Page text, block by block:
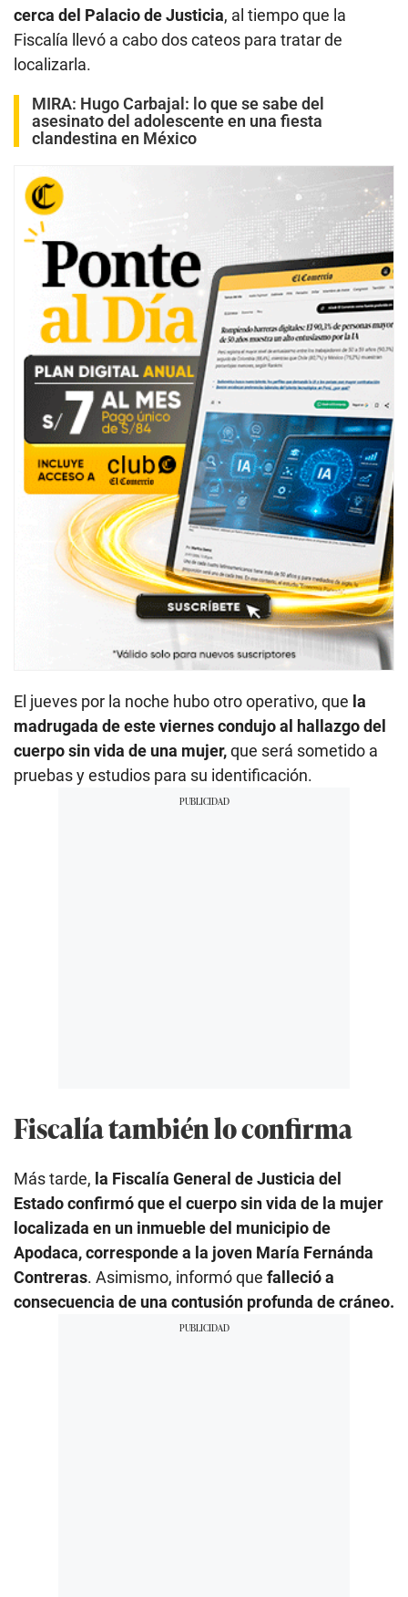
cerca del Palacio de Justicia, al tiempo que la
Fiscalía llevó a cabo dos cateos para tratar de
localizarla.
MIRA: Hugo Carbajal: lo que se sabe del
asesinato del adolescente en una fiesta
clandestina en México
El jueves por la noche hubo otro operativo, que la
madrugada de este viernes condujo al hallazgo del
cuerpo sin vida de una mujer,que será sometido a
pruebas y estudios para su identificación.
Fiscalía también lo confirma
Más tarde, la Fiscalía General de Justicia del
Estado confirmó que el cuerpo sin vida de la mujer
localizada en un inmueble del municipio de
Apodaca, corresponde a la joven María Fernánda
Contreras. Asimismo, informó que falleció a
consecuencia de una contusión profunda de cráneo.